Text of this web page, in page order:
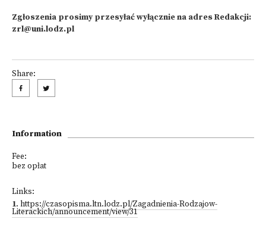
Zgłoszenia prosimy przesyłać wyłącznie na adres Redakcji:
zrl@uni.lodz.pl
Share:
Information
Fee:
bez opłat
Links:
1. https://czasopisma.ltn.lodz.pl/Zagadnienia-Rodzajow-
Literackich/announcement/view/31